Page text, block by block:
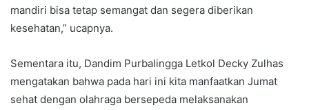
mandiri bisa tetap semangat dan segera diberikan
kesehatan,” ucapnya.
Sementara itu, Dandim PurbaIingga Letkol Decky Zulhas
mengatakan bahwa pada hari ini kita manfaatkan Jumat
sehat dengan olahraga bersepeda melaksanakan